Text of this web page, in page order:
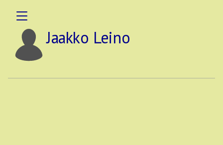
Jaakko Leino